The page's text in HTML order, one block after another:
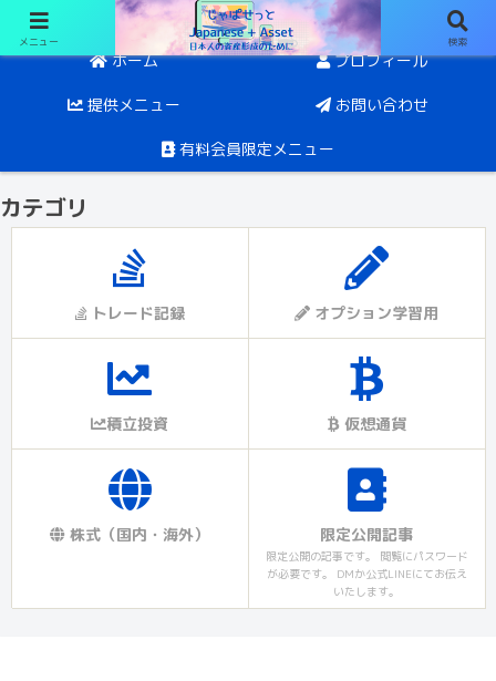
日経オプションと投資。目指すは5年後にFIRE
ホーム プロフィール
提供メニュー お問い合わせ
有料会員限定メニュー
カテゴリ
トレード記録 オプション学習用
積立投資 仮想通貨
株式（国内・海外） 限定公開記事
限定公開の記事です。 閲覧にパスワード
が必要です。 DMか公式LINEにてお伝え
いたします。
メニュー 検索